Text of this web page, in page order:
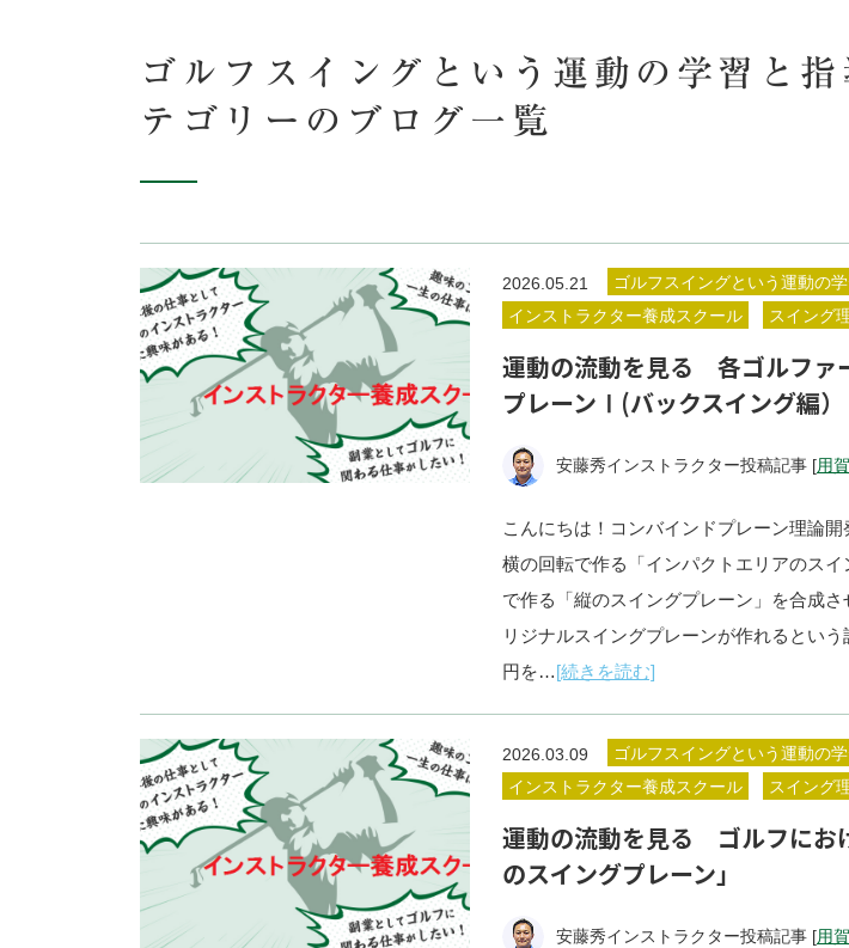
ゴルフスイングという運動の学習と
テゴリーのブログ一覧
2026.05.21
ゴルフスイングという運動の
インストラクター養成スクール
スイング
運動の流動を見る 各ゴルファ
プレーンⅠ(バックスイング編）
安藤秀インストラクター投稿記事 [用賀
こんにちは！コンバインドプレーン理論
横の回転で作る「インパクトエリアのス
で作る「縦のスイングプレーン」を合成
リジナルスイングプレーンが作れるとい
円を…[続きを読む]
2026.03.09
ゴルフスイングという運動の
インストラクター養成スクール
スイング
運動の流動を見る ゴルフにお
のスイングプレーン」
安藤秀インストラクター投稿記事 [用賀